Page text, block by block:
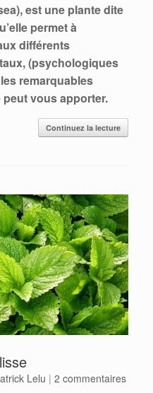
est une plante dite
permet à
différents
(psychologiques
remarquables
vous apporter.
Continuez la lecture
Lelu | 2 commentaires